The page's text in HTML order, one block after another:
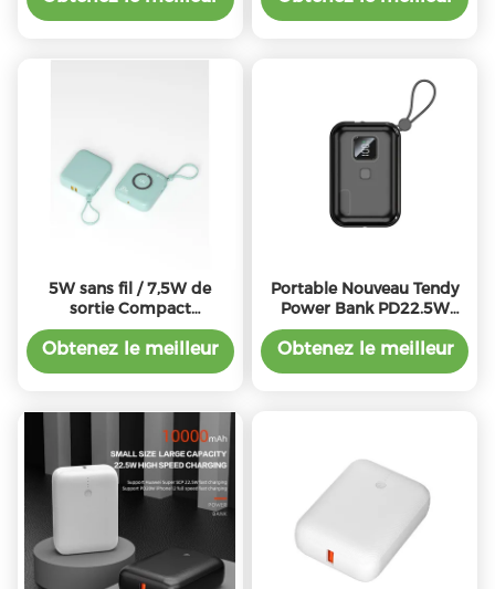
5W sans fil / 7,5W de
sortie Compact
Powerbank, Portable léger
10000mah
Obtenez le meilleur
Portable Nouveau Tendy
Power Bank PD22.5W
Sortie 10000mAh
Capacité 21700 Type de
Obtenez le meilleur